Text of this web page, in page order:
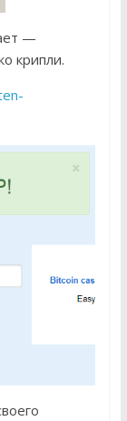
—
крипли.